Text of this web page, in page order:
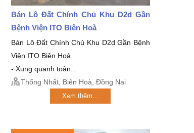
Bán Lô Đất Chính Chủ Khu D2d Gần
Bệnh Viện ITO Biên Hoà
Bán Lô Đất Chính Chủ Khu D2d Gần Bệnh
Viện ITO Biên Hoà
- Xung quanh toàn...
Thống Nhất, Biên Hoà, Đồng Nai
Xem thêm...